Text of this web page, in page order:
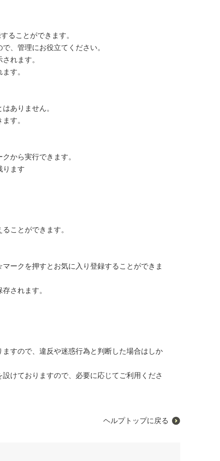
ることができます。
、管理にお役立てください。
れます。
す。
ありません。
す。
から実行できます。
ります
ことができます。
ークを押すとお気に入り登録することができま
されます。
すので、違反や迷惑行為と判断した場合はしか
けておりますので、必要に応じてご利用くださ
ヘルプトップに戻る